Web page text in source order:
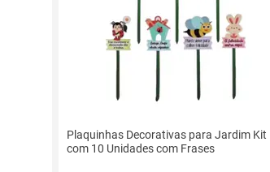
Plaquinhas Decorativas para Jardim Kit
com 10 Unidades com Frases